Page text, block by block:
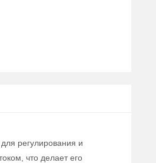
регулирования и
что делает его